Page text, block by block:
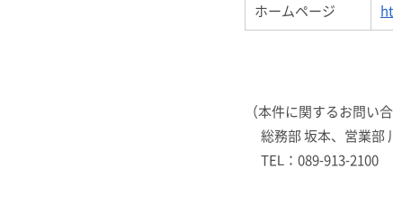
ホームページ
（本件に関するお問い
総務部 坂本、営業部
TEL：089-913-2100